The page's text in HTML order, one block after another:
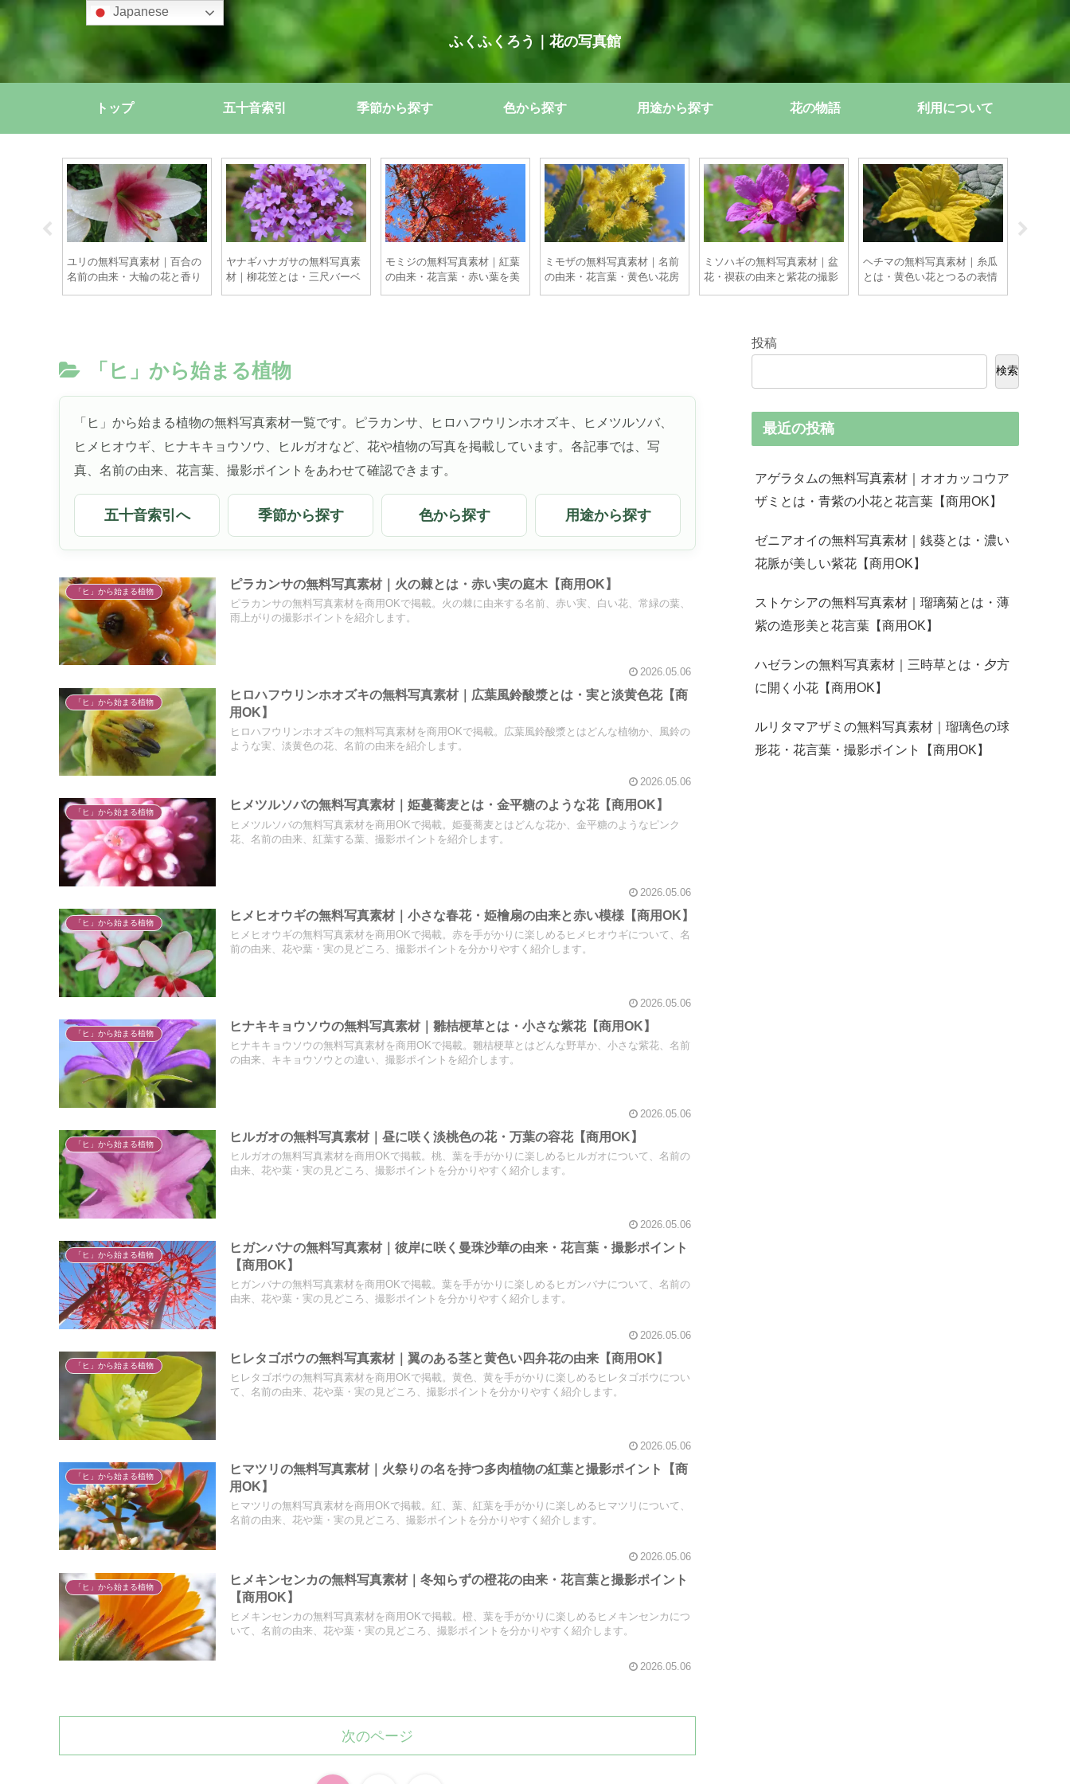
ふくふくろう｜花の写真館
トップ 五十音索引 季節から探す 色から探す 用途から探す 花の物語 利用について
ユリの無料写真素材｜百合の
名前の由来・大輪の花と香り
の物語【商用OK】
ヤナギハナガサの無料写真素
材｜柳花笠とは・三尺バーベ
ナの紫花【商用OK】
モミジの無料写真素材｜紅葉
の由来・花言葉・赤い葉を美
しく撮るポイント【商用OK】
ミモザの無料写真素材｜名前
の由来・花言葉・黄色い花房
とミモザの日の撮影ポイント
ミソハギの無料写真素材｜盆
花・禊萩の由来と紫花の撮影
ポイント【商用OK】
ヘチマの無料写真素材｜糸瓜
とは・黄色い花とつるの表情
【商用OK】
「ヒ」から始まる植物
「ヒ」から始まる植物の無料写真素材一覧です。ピラカンサ、ヒロハフウリンホオズキ、ヒメツルソバ、
ヒメヒオウギ、ヒナキキョウソウ、ヒルガオなど、花や植物の写真を掲載しています。各記事では、写
真、名前の由来、花言葉、撮影ポイントをあわせて確認できます。
五十音索引へ 季節から探す 色から探す 用途から探す
「ヒ」から始まる植物
ピラカンサの無料写真素材｜火の棘とは・赤い実の庭木【商用OK】
ピラカンサの無料写真素材を商用OKで掲載。火の棘に由来する名前、赤い実、白い花、常緑の葉、
雨上がりの撮影ポイントを紹介します。
2026.05.06
「ヒ」から始まる植物
ヒロハフウリンホオズキの無料写真素材｜広葉風鈴酸漿とは・実と淡黄色花【商
用OK】
ヒロハフウリンホオズキの無料写真素材を商用OKで掲載。広葉風鈴酸漿とはどんな植物か、風鈴の
ような実、淡黄色の花、名前の由来を紹介します。
2026.05.06
「ヒ」から始まる植物
ヒメツルソバの無料写真素材｜姫蔓蕎麦とは・金平糖のような花【商用OK】
ヒメツルソバの無料写真素材を商用OKで掲載。姫蔓蕎麦とはどんな花か、金平糖のようなピンク
花、名前の由来、紅葉する葉、撮影ポイントを紹介します。
2026.05.06
「ヒ」から始まる植物
ヒメヒオウギの無料写真素材｜小さな春花・姫檜扇の由来と赤い模様【商用OK】
ヒメヒオウギの無料写真素材を商用OKで掲載。赤を手がかりに楽しめるヒメヒオウギについて、名
前の由来、花や葉・実の見どころ、撮影ポイントを分かりやすく紹介します。
2026.05.06
「ヒ」から始まる植物
ヒナキキョウソウの無料写真素材｜雛桔梗草とは・小さな紫花【商用OK】
ヒナキキョウソウの無料写真素材を商用OKで掲載。雛桔梗草とはどんな野草か、小さな紫花、名前
の由来、キキョウソウとの違い、撮影ポイントを紹介します。
2026.05.06
「ヒ」から始まる植物
ヒルガオの無料写真素材｜昼に咲く淡桃色の花・万葉の容花【商用OK】
ヒルガオの無料写真素材を商用OKで掲載。桃、葉を手がかりに楽しめるヒルガオについて、名前の
由来、花や葉・実の見どころ、撮影ポイントを分かりやすく紹介します。
2026.05.06
「ヒ」から始まる植物
ヒガンバナの無料写真素材｜彼岸に咲く曼珠沙華の由来・花言葉・撮影ポイント
【商用OK】
ヒガンバナの無料写真素材を商用OKで掲載。葉を手がかりに楽しめるヒガンバナについて、名前の
由来、花や葉・実の見どころ、撮影ポイントを分かりやすく紹介します。
2026.05.06
「ヒ」から始まる植物
ヒレタゴボウの無料写真素材｜翼のある茎と黄色い四弁花の由来【商用OK】
ヒレタゴボウの無料写真素材を商用OKで掲載。黄色、黄を手がかりに楽しめるヒレタゴボウについ
て、名前の由来、花や葉・実の見どころ、撮影ポイントを分かりやすく紹介します。
2026.05.06
「ヒ」から始まる植物
ヒマツリの無料写真素材｜火祭りの名を持つ多肉植物の紅葉と撮影ポイント【商
用OK】
ヒマツリの無料写真素材を商用OKで掲載。紅、葉、紅葉を手がかりに楽しめるヒマツリについて、
名前の由来、花や葉・実の見どころ、撮影ポイントを分かりやすく紹介します。
2026.05.06
「ヒ」から始まる植物
ヒメキンセンカの無料写真素材｜冬知らずの橙花の由来・花言葉と撮影ポイント
【商用OK】
ヒメキンセンカの無料写真素材を商用OKで掲載。橙、葉を手がかりに楽しめるヒメキンセンカにつ
いて、名前の由来、花や葉・実の見どころ、撮影ポイントを分かりやすく紹介します。
2026.05.06
次のページ
投稿
検索
最近の投稿
アゲラタムの無料写真素材｜オオカッコウア
ザミとは・青紫の小花と花言葉【商用OK】
ゼニアオイの無料写真素材｜銭葵とは・濃い
花脈が美しい紫花【商用OK】
ストケシアの無料写真素材｜瑠璃菊とは・薄
紫の造形美と花言葉【商用OK】
ハゼランの無料写真素材｜三時草とは・夕方
に開く小花【商用OK】
ルリタマアザミの無料写真素材｜瑠璃色の球
形花・花言葉・撮影ポイント【商用OK】
Japanese